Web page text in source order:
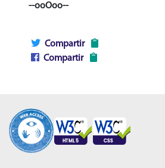
--ooOoo--
Compartir
Compartir